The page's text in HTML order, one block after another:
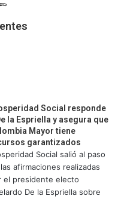
Social responde
la Espriella y asegura que
Mayor tiene
garantizados
Social salió al paso
afirmaciones realizadas
el presidente electo
De la Espriella sobre